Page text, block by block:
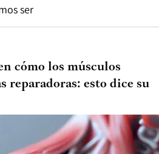
ser
cómo los músculos
reparadoras: esto dice su